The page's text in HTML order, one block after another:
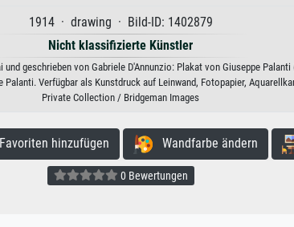
1914 · drawing · Bild-ID: 1402879
Nicht klassifizierte Künstler
geschrieben von Gabriele D'Annunzio: Plakat von Giuseppe
Palanti. Verfügbar als Kunstdruck auf Leinwand, Fotopapier,
Private Collection / Bridgeman Images
hinzufügen Wandfarbe ändern
0 Bewertungen